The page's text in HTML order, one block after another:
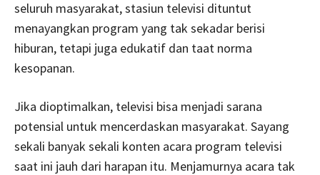
seluruh masyarakat, stasiun televisi dituntut
menayangkan program yang tak sekadar berisi
hiburan, tetapi juga edukatif dan taat norma
kesopanan.
Jika dioptimalkan, televisi bisa menjadi sarana
potensial untuk mencerdaskan masyarakat. Sayang
sekali banyak sekali konten acara program televisi
saat ini jauh dari harapan itu. Menjamurnya acara tak